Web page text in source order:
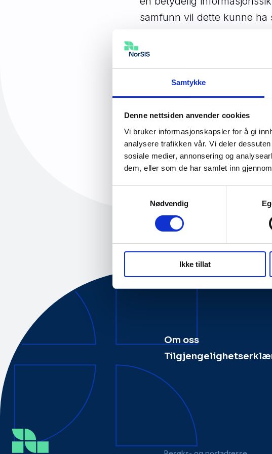
Samtykke
Denne nettsiden anvender cookies
Vi bruker informasjonskapsler for å gi
analysere trafikken vår. Vi deler
sosiale medier, annonsering og
dem, eller som de har samlet inn
Nødvendig
Ikke tillat
samfunn vil dette kunne
Sted
Arendal bibliotek
Type
Fysisk
Om oss